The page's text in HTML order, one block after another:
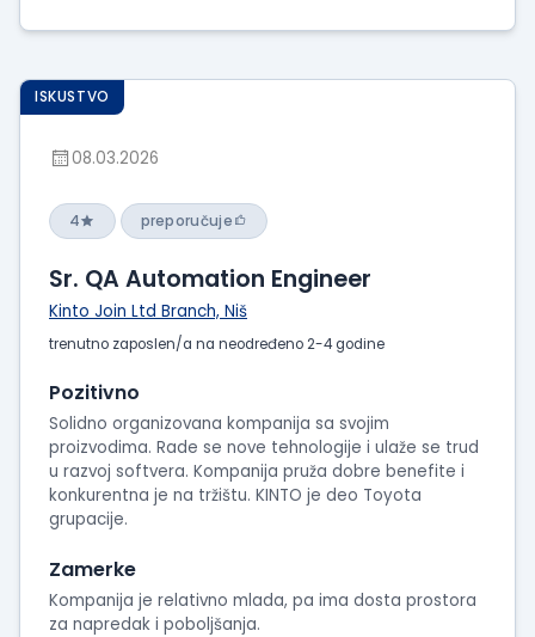
ISKUSTVO
08.03.2026
4 preporučuje
Sr. QA Automation Engineer
Kinto Join Ltd Branch, Niš
trenutno zaposlen/a na neodređeno 2-4 godine
Pozitivno
Solidno organizovana kompanija sa svojim
proizvodima. Rade se nove tehnologije i ulaže se trud
u razvoj softvera. Kompanija pruža dobre benefite i
konkurentna je na tržištu. KINTO je deo Toyota
grupacije.
Zamerke
Kompanija je relativno mlada, pa ima dosta prostora
za napredak i poboljšanja.